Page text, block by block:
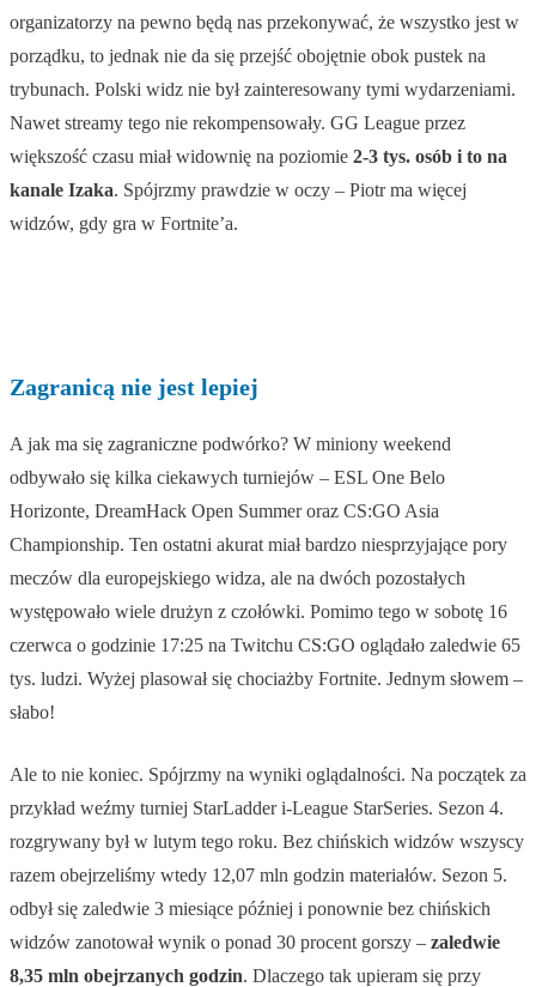
organizatorzy na pewno będą nas przekonywać, że wszystko jest w
porządku, to jednak nie da się przejść obojętnie obok pustek na
trybunach. Polski widz nie był zainteresowany tymi wydarzeniami.
Nawet streamy tego nie rekompensowały. GG League przez
większość czasu miał widownię na poziomie 2-3 tys. osób i to na
kanale Izaka. Spójrzmy prawdzie w oczy – Piotr ma więcej
widzów, gdy gra w Fortnite’a.
Zagranicą nie jest lepiej
A jak ma się zagraniczne podwórko? W miniony weekend
odbywało się kilka ciekawych turniejów – ESL One Belo
Horizonte, DreamHack Open Summer oraz CS:GO Asia
Championship. Ten ostatni akurat miał bardzo niesprzyjające pory
meczów dla europejskiego widza, ale na dwóch pozostałych
występowało wiele drużyn z czołówki. Pomimo tego w sobotę 16
czerwca o godzinie 17:25 na Twitchu CS:GO oglądało zaledwie 65
tys. ludzi. Wyżej plasował się chociażby Fortnite. Jednym słowem –
słabo!
Ale to nie koniec. Spójrzmy na wyniki oglądalności. Na początek za
przykład weźmy turniej StarLadder i-League StarSeries. Sezon 4.
rozgrywany był w lutym tego roku. Bez chińskich widzów wszyscy
razem obejrzeliśmy wtedy 12,07 mln godzin materiałów. Sezon 5.
odbył się zaledwie 3 miesiące później i ponownie bez chińskich
widzów zanotował wynik o ponad 30 procent gorszy – zaledwie
8,35 mln obejrzanych godzin. Dlaczego tak upieram się przy